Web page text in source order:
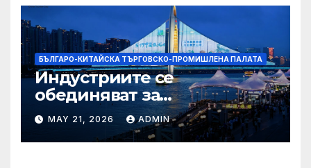
БЪЛГАРО-КИТАЙСКА ТЪРГОВСКО-ПРОМИШЛЕНА ПАЛАТА
Индустриите се
обединяват за
висококачествен растеж на
културния и
туристическия сектор
MAY 21, 2026 ADMIN